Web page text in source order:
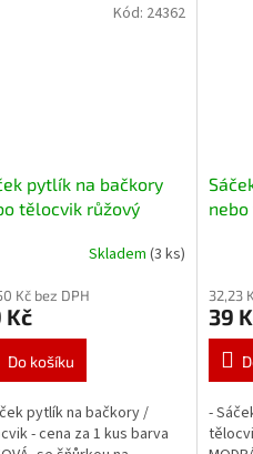
pytlík na bačkory
tělocvik růžový
Skladem (3 ks)
Kč bez DPH
Kč
Do košíku
pytlík na bačkory /
- cena za 1 kus barva
Kód: 24362
32,23
39
-